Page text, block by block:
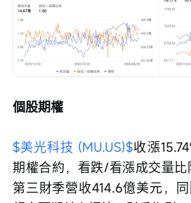
個股期權
$美光科技 (MU.US)$收漲
期權合約，看跌/看漲成交量比
第三財季營收414.6億美元，